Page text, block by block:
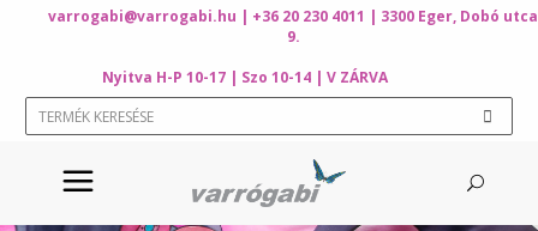
varrogabi@varrogabi.hu | +36 20 230 4011 | 3300 Eger, Dobó utca
9.
Nyitva H-P 10-17 | Szo 10-14 | V ZÁRVA